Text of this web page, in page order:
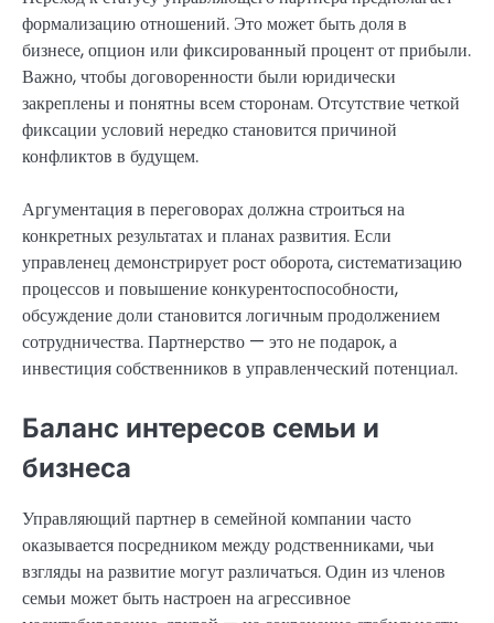
формализацию отношений. Это может быть доля в
бизнесе, опцион или фиксированный процент от прибыли.
Важно, чтобы договоренности были юридически
закреплены и понятны всем сторонам. Отсутствие четкой
фиксации условий нередко становится причиной
конфликтов в будущем.
Аргументация в переговорах должна строиться на
конкретных результатах и планах развития. Если
управленец демонстрирует рост оборота, систематизацию
процессов и повышение конкурентоспособности,
обсуждение доли становится логичным продолжением
сотрудничества. Партнерство — это не подарок, а
инвестиция собственников в управленческий потенциал.
Баланс интересов семьи и
бизнеса
Управляющий партнер в семейной компании часто
оказывается посредником между родственниками, чьи
взгляды на развитие могут различаться. Один из членов
семьи может быть настроен на агрессивное